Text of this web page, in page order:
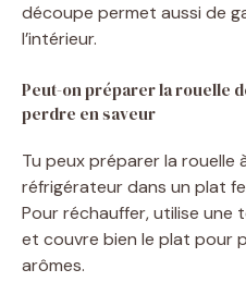
découpe permet aussi de
l’intérieur.
Peut-on préparer la rouelle
perdre en saveur
Tu peux préparer la rouelle
réfrigérateur dans un plat
Pour réchauffer, utilise une
et couvre bien le plat pour
arômes.